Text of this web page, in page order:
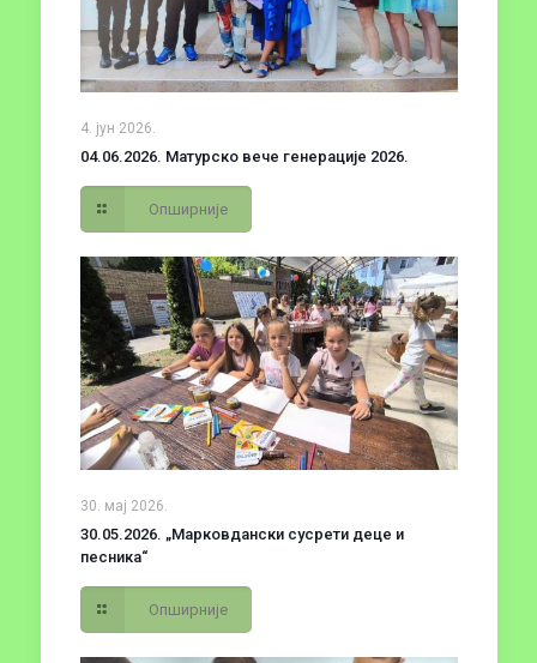
4. јун 2026.
04.06.2026. Матурско вече генерације 2026.
Опширније
30. мај 2026.
30.05.2026. „Марковдански сусрети деце и
песника“
Опширније